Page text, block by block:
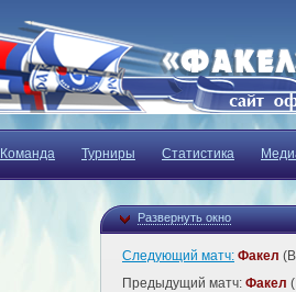
Команда Турниры Статистика
Развернуть окно
Следующий матч: Факел
Предыдущий матч: Факел